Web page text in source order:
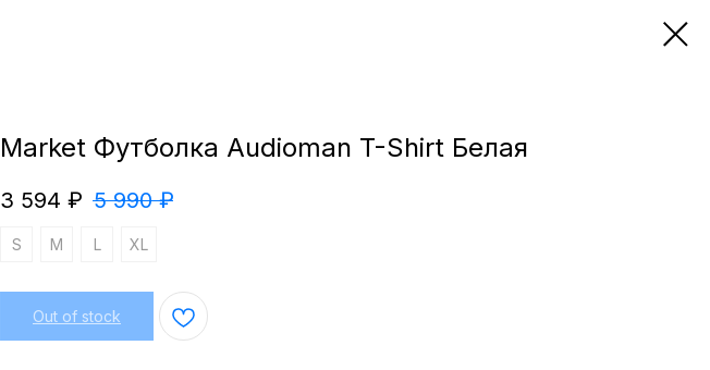
Market Футболка Audioman T-Shirt Белая
3 594 ₽ 5 990 ₽
S M L XL
Out of stock